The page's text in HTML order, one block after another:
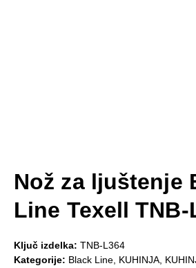
Nož za ljuštenje
Line Texell TNB-
Ključ izdelka: TNB-L364
Kategorije: Black Line KUHINJA